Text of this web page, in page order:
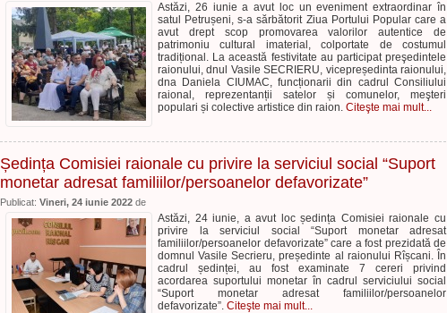
Astăzi, 26 iunie a avut loc un eveniment extraordinar în
satul Petrușeni, s-a sărbătorit Ziua Portului Popular care a
avut drept scop promovarea valorilor autentice de
patrimoniu cultural imaterial, colportate de costumul
tradițional. La această festivitate au participat preşedintele
raionului, dnul Vasile SECRIERU, vicepreședinta raionului,
dna Daniela CIUMAC, funcționarii din cadrul Consiliului
raional, reprezentanții satelor și comunelor, meşteri
populari și colective artistice din raion. Citeşte mai mult...
Ședința Comisiei raionale cu privire la serviciul social “Suport
monetar adresat familiilor/persoanelor defavorizate”
Publicat: Vineri, 24 iunie 2022 de
Astăzi, 24 iunie, a avut loc ședința Comisiei raionale cu
privire la serviciul social “Suport monetar adresat
familiilor/persoanelor defavorizate” care a fost prezidată de
domnul Vasile Secrieru, președinte al raionului Rîșcani. În
cadrul ședinței, au fost examinate 7 cereri privind
acordarea suportului monetar în cadrul serviciului social
“Suport monetar adresat familiilor/persoanelor
defavorizate”. Citeşte mai mult...